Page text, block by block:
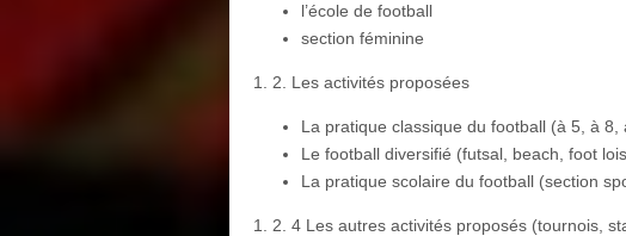
l’école de football
section féminine
1. 2. Les activités proposées
La pratique classique du football (à 5, à 8,
Le football diversifié (futsal, beach, foot
La pratique scolaire du football (section
1. 2. 4 Les autres activités proposés (tournois,